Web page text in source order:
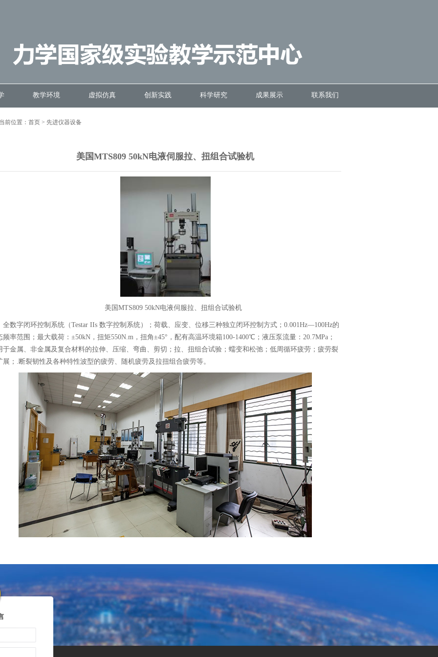
教学环境 虚拟仿真 创新实践 科学研究 成果展示 联系我们
当前位置： 首页 > 先进仪器设备
美国MTS809 50kN电液伺服拉、扭组合试验机
美国MTS809 50kN电液伺服拉、扭组合试验机
全数字闭环控制系统（Testar IIs 数字控制系统）；荷载、应变、位移三种独立闭环控制方式；0.001Hz—100Hz的
频率范围；最大载荷：±50kN，扭矩550N.m，扭角±45°，配有高温环境箱100-1400℃；液压泵流量：20.7MPa；
于金属、非金属及复合材料的拉伸、压缩、弯曲、剪切；拉、扭组合试验；蠕变和松弛；低周循环疲劳；疲劳裂
展；.断裂韧性及各种特性波型的疲劳、随机疲劳及拉扭组合疲劳等。